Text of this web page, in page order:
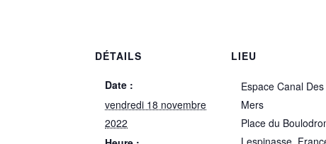
DÉTAILS
Date :
vendredi 18 novembre
2022
LIEU
Espace Canal Des
Mers
Place du
Lespinasse